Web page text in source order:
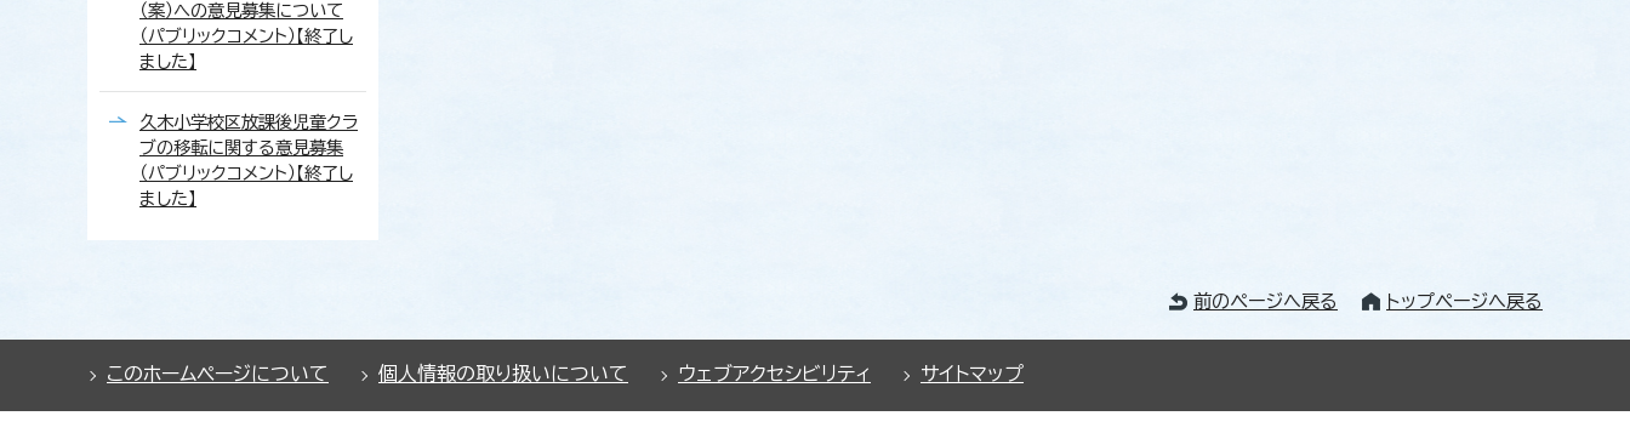
（案）への意見募集について
（パブリックコメント）【終了し
ました】
久木小学校区放課後児童クラ
ブの移転に関する意見募集
（パブリックコメント）【終了し
ました】
前のページへ戻る トップページへ戻る
このホームページについて 個人情報の取り扱いについて ウェブアクセシビリティ サイトマップ